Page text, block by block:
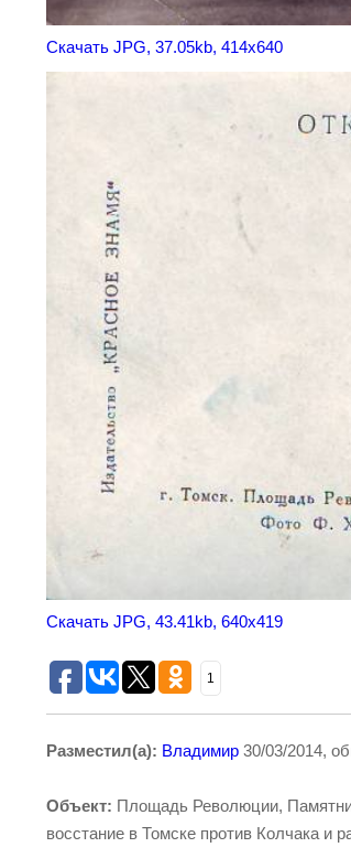
Скачать JPG, 37.05kb, 414x640
Скачать JPG, 43.41kb, 640x419
1
Разместил(а): Владимир 30/03/2014,
Объект: Площадь Революции,
восстание в Томске против Колчака и